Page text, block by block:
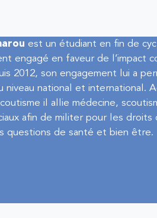
est un étudiant en fin de
engagé en faveur de l’impact
2012, son engagement lui a
niveau national et international.
il allie médecine,
afin de militer pour les droits
questions de santé et bien être.